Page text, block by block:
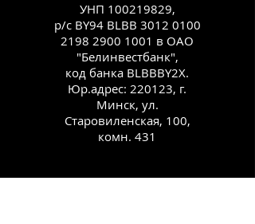
УНП 100219829,
р/с BY94 BLBB 3012 0100
2198 2900 1001 в ОАО
"Белинвестбанк",
код банка BLBBBY2X.
Юр.адрес: 220123, г.
Минск, ул.
Старовиленская, 100,
комн. 431